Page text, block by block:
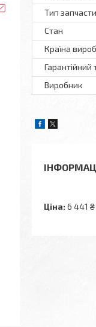
Тип
Стан
Країна
Гарантійний
Виробник
Ціна: 6 441 ₴